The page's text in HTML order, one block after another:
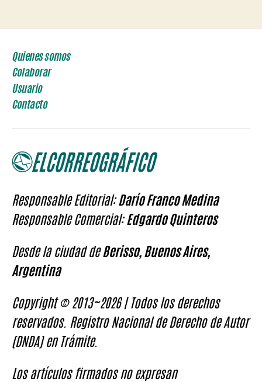
Quienes somos
Colaborar
Usuario
Contacto
Responsable Editorial:Darío Franco Medina
Responsable Comercial:Edgardo Quinteros
Desde la ciudad deBerisso, Buenos Aires,
Argentina
Copyright © 2013~2026 | Todos los derechos
reservados. Registro Nacional de Derecho de Autor
(DNDA) en Trámite.
Los artículos firmados no expresan